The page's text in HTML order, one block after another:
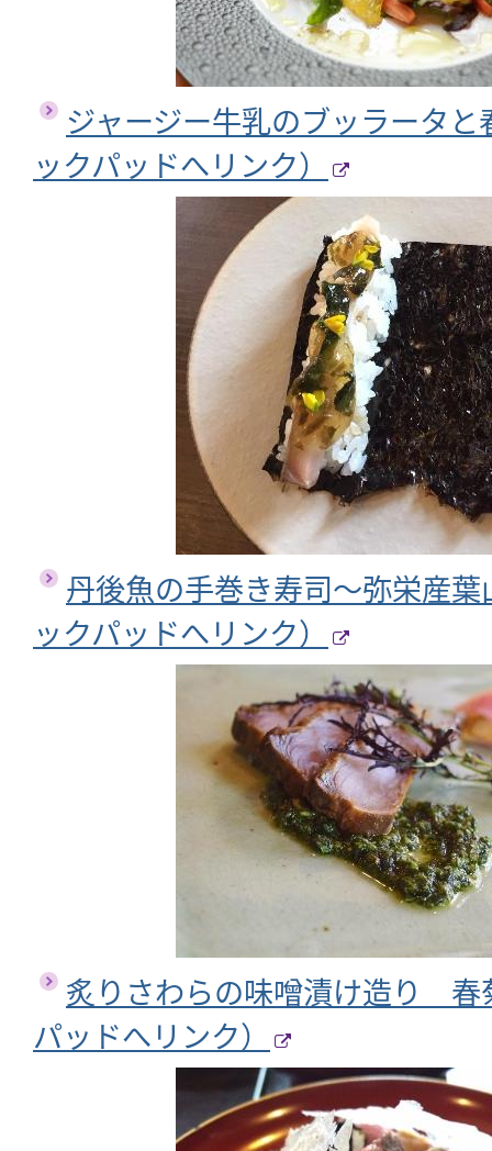
ジャージー牛乳のブッラータ
ックパッドへリンク）
丹後魚の手巻き寿司～弥栄産
ックパッドへリンク）
炙りさわらの味噌漬け造り 春
パッドへリンク）